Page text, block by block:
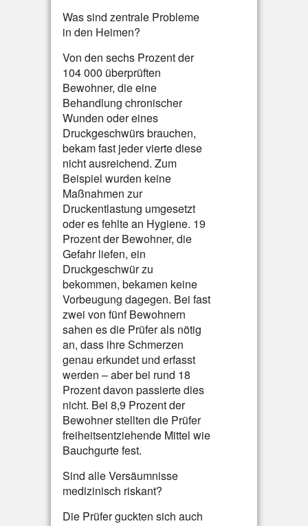
Was sind zentrale Probleme
in den Heimen?
Von den sechs Prozent der
104 000 überprüften
Bewohner, die eine
Behandlung chronischer
Wunden oder eines
Druckgeschwürs brauchen,
bekam fast jeder vierte diese
nicht ausreichend. Zum
Beispiel wurden keine
Maßnahmen zur
Druckentlastung umgesetzt
oder es fehlte an Hygiene. 19
Prozent der Bewohner, die
Gefahr liefen, ein
Druckgeschwür zu
bekommen, bekamen keine
Vorbeugung dagegen. Bei fast
zwei von fünf Bewohnern
sahen es die Prüfer als nötig
an, dass ihre Schmerzen
genau erkundet und erfasst
werden – aber bei rund 18
Prozent davon passierte dies
nicht. Bei 8,9 Prozent der
Bewohner stellten die Prüfer
freiheitsentziehende Mittel wie
Bauchgurte fest.
Sind alle Versäumnisse
medizinisch riskant?
Die Prüfer guckten sich auch